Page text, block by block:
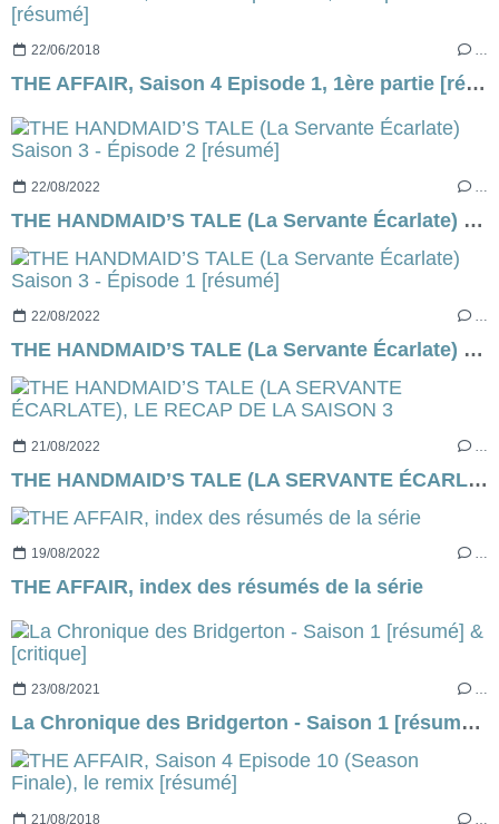
22/06/2018 …
THE AFFAIR, Saison 4 Episode 1, 1ère partie [résumé]
22/08/2022 …
THE HANDMAID’S TALE (La Servante Écarlate) Saison 3 - Épisode 2 [résumé]
22/08/2022 …
THE HANDMAID’S TALE (La Servante Écarlate) Saison 3 - Épisode 1 [résumé]
21/08/2022
THE HANDMAID’S TALE (LA SERVANTE ÉCARLATE), LE RECAP DE LA SAISON 3
19/08/2022 …
THE AFFAIR, index des résumés de la série
23/08/2021 …
La Chronique des Bridgerton - Saison 1 [résumé] & [critique]
21/08/2018